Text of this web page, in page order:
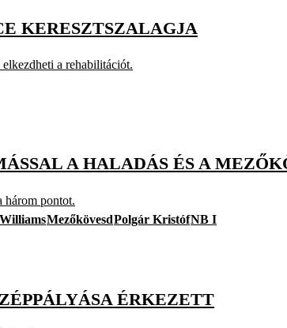
KERESZTSZALAGJA
a rehabilitációt.
A HALADÁS ÉS A
három pontot.
MezőkövesdPolgár KristófNB I
ÉRKEZETT